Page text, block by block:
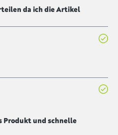
da ich die Artikel
Produkt und schnelle